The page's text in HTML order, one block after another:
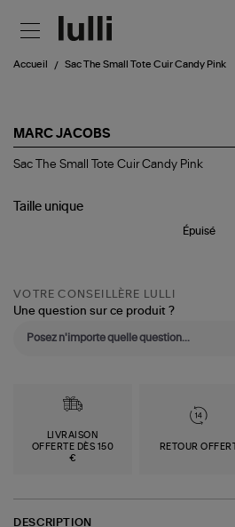
Accueil Sac The Small Tote Cuir Candy Pink
MARC JACOBS
Sac
Tote
Sac The Small Tote Cuir Candy Pink
Taille unique
Épuisé
VOTRE CONSEILLÈRE LULLI
Une question sur ce produit ?
LIVRAISON
OFFERTE DÈS 150
€
RETOUR OFFERT
DESCRIPTION